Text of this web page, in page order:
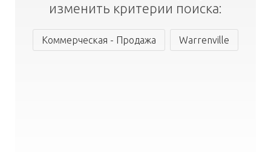
изменить критерии поиска:
Коммерческая - Продажа Warrenville